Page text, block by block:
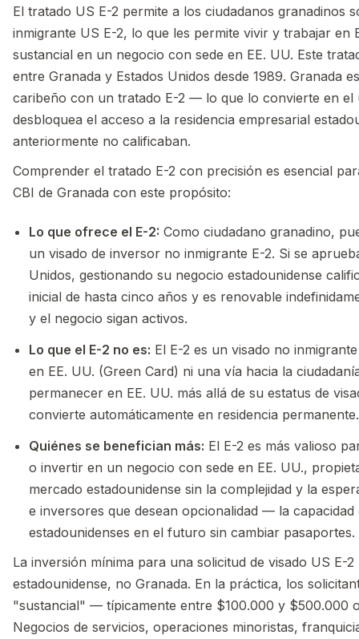
El tratado US E-2 permite a los ciudadanos granadinos
inmigrante US E-2, lo que les permite vivir y trabajar en
sustancial en un negocio con sede en EE. UU. Este
entre Granada y Estados Unidos desde 1989. Granada
caribeño con un tratado E-2 — lo que lo convierte en el
desbloquea el acceso a la residencia empresarial
anteriormente no calificaban.
Comprender el tratado E-2 con precisión es esencial
CBI de Granada con este propósito:
Lo que ofrece el E-2: Como ciudadano granadino,
un visado de inversor no inmigrante E-2. Si se
Unidos, gestionando su negocio estadounidense
inicial de hasta cinco años y es renovable
y el negocio sigan activos.
Lo que el E-2 no es: El E-2 es un visado no
en EE. UU. (Green Card) ni una vía hacia la
permanecer en EE. UU. más allá de su estatus de
convierte automáticamente en residencia permanente.
Quiénes se benefician más: El E-2 es más valioso
o invertir en un negocio con sede en EE. UU.,
mercado estadounidense sin la complejidad y la
e inversores que desean opcionalidad — la
estadounidenses en el futuro sin cambiar pasaportes.
La inversión mínima para una solicitud de visado US E-
estadounidense, no Granada. En la práctica, los
"sustancial" — típicamente entre $100.000 y $500.000
Negocios de servicios, operaciones minoristas,